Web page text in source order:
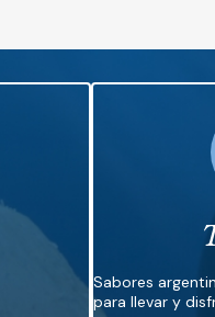
Sabores
para llevar y